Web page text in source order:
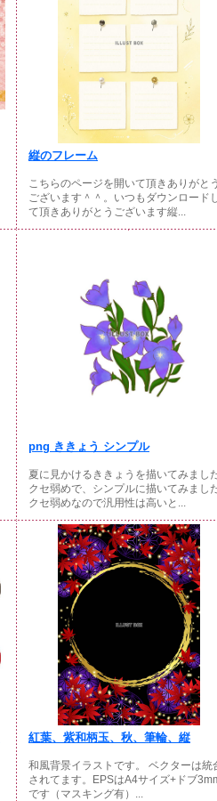
縦のフレーム
こちらのページを開いて頂きありがとう
ございます＾＾。いつもダウンロード
て頂きありがとうございます縦...
png ききょう シンプル
夏に見かけるききょうを描いてみまし
クセ弱めで、シンプルに描いてみまし
クセ弱めなので汎用性は高いと...
紅葉、紫和柄玉、秋、筆輪、縦
和風背景イラストです。 ベクターは統
されてます。EPSはA4サイズ+ドブ
です（マスキング有）...